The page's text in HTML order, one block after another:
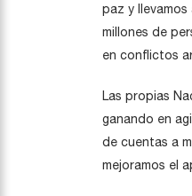
paz y
millones de
en conflictos
Las propias
ganando en
de cuentas a
mejoramos el